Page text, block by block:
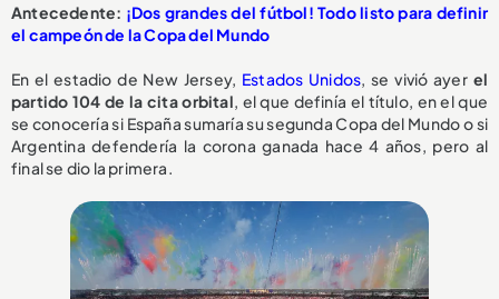
Antecedente: ¡Dos grandes del fútbol! Todo listo para definir
el campeón de la Copa del Mundo
En el estadio de New Jersey, Estados Unidos, se vivió ayerel
partido 104 de la cita orbital, el que definía el título, en el que
se conocería si España sumaría su segunda Copa del Mundo o si
Argentina defendería la corona ganada hace 4 años, pero al
final se dio la primera.